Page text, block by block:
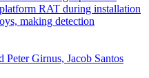
RAT during installation
making detection
Peter Girnus, Jacob Santos